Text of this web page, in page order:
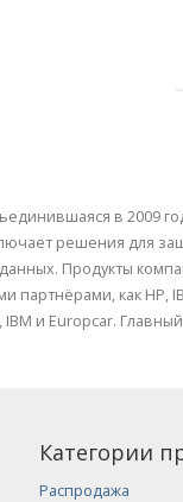
в 2009
решения для
Продукты
партнёрами, как HP,
IBM и Europcar.
Категории
Распродажа